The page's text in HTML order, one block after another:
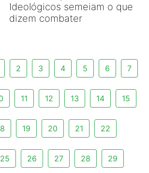
Ideológicos semeiam o que
dizem combater
2 3 4 5 6 7
11 12 13 14 15
19 20 21 22
25 26 27 28 29